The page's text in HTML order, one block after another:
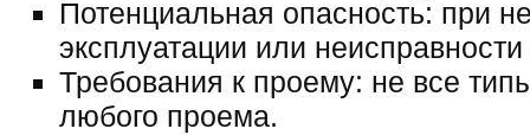
Потенциальная опасность: при
эксплуатации или
Требования к проему: не все
любого проема.